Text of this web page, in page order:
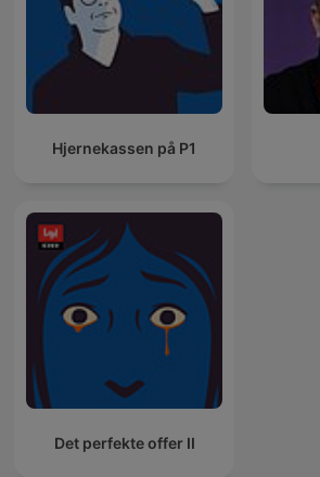
Hjernekassen på P1
Det perfekte offer II